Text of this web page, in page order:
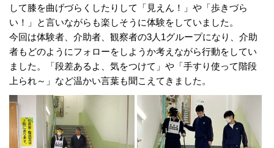
して膝を曲げづらくしたりして「見えん！」や「歩きづら
い！」と言いながらも楽しそうに体験をしていました。
今回は体験者、介助者、観察者の3人1グループになり、介助
者もどのようにフォローをしようか考えながら行動をしてい
ました。「段差あるよ、気をつけて」や「手すり使って階段
上られ～」など温かい言葉も聞こえてきました。